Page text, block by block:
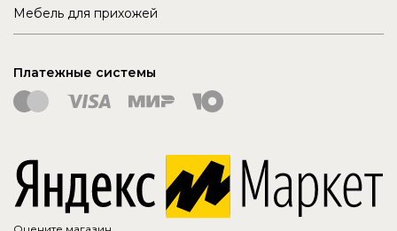
Мебель для прихожей
Платежные системы